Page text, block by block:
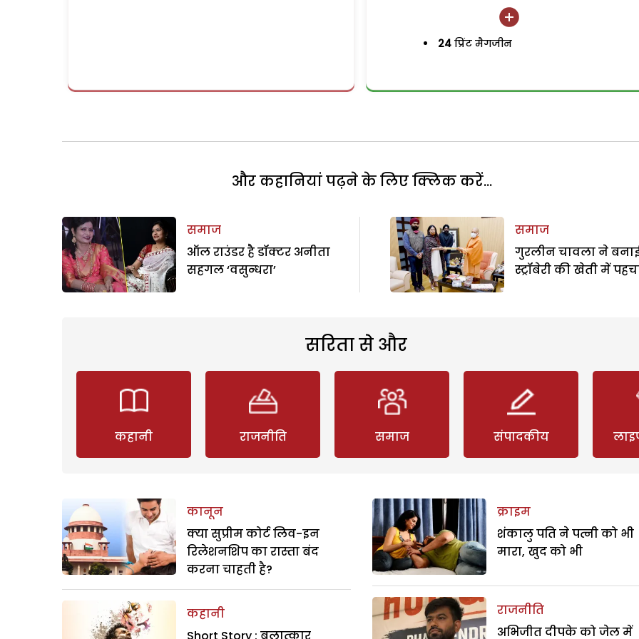
24 प्रिंट मैगजीन
और कहानियां पढ़ने के लिए क्लिक करें...
समाज
ऑल राउंडर है डॉक्टर अनीता
सहगल ‘वसुन्धरा’
समाज
गुरलीन चावला ने
स्ट्रॉबेरी की खेती में
सरिता से और
कहानी राजनीति समाज संपादकीय
कानून
क्या सुप्रीम कोर्ट लिव-इन
रिलेशनशिप का रास्ता बंद
करना चाहती है?
कहानी
क्राइम
शंकालु पति ने पत्नी को भी
मारा, खुद को भी
राजनीति
अभिजीत दीपके को जेल में